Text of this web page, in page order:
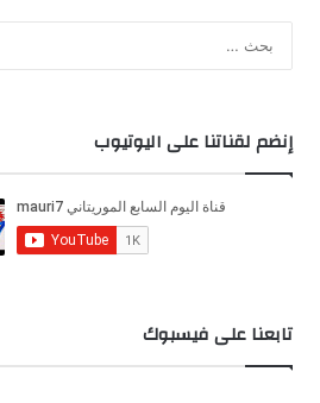
إنضم لقناتنا على اليوتيوب
تابعنا على فيسبوك